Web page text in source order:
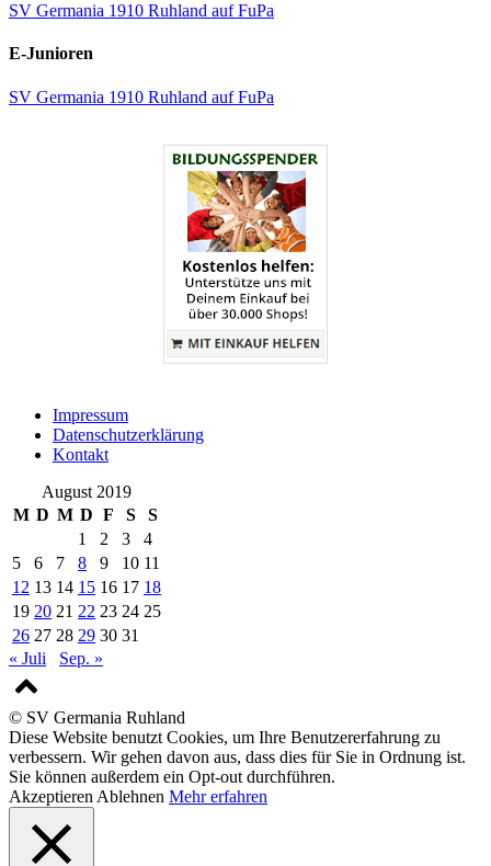
SV Germania 1910 Ruhland auf FuPa
E-Junioren
SV Germania 1910 Ruhland auf FuPa
Impressum
Datenschutzerklärung
Kontakt
August 2019
M D M D F S
S
1
2 3
4
5
6 7 8 9 10 11
12 13 14 15 16 17 18
19 20 21 22 23 24 25
26 27 28 29 30 31
« Juli
Sep. »
© SV Germania Ruhland
Diese Website benutzt Cookies, um Ihre Benutzererfahrung zu
verbessern. Wir gehen davon aus, dass dies für Sie in Ordnung ist.
Sie können außerdem ein Opt-out durchführen.
Akzeptieren Ablehnen Mehr erfahren